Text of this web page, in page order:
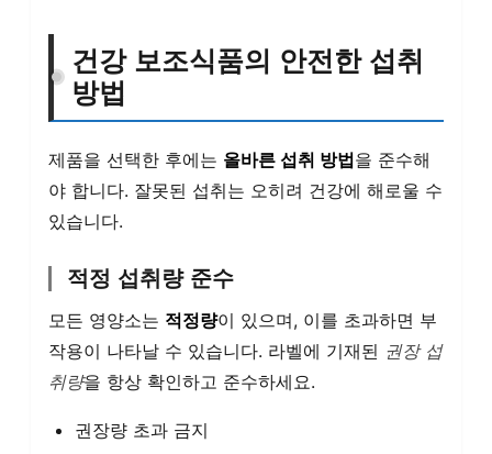
건강 보조식품의 안전한 섭취
방법
제품을 선택한 후에는 올바른 섭취 방법을 준수해
야 합니다. 잘못된 섭취는 오히려 건강에 해로울 수
있습니다.
적정 섭취량 준수
모든 영양소는 적정량이 있으며, 이를 초과하면 부
작용이 나타날 수 있습니다. 라벨에 기재된 권장 섭
취량을 항상 확인하고 준수하세요.
권장량 초과 금지